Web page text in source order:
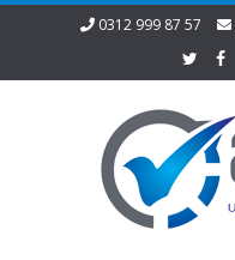
0312 999 87 57